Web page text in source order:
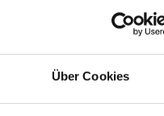
Über Cookies